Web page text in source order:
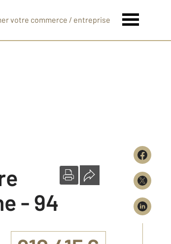
votre commerce / entreprise
- 94